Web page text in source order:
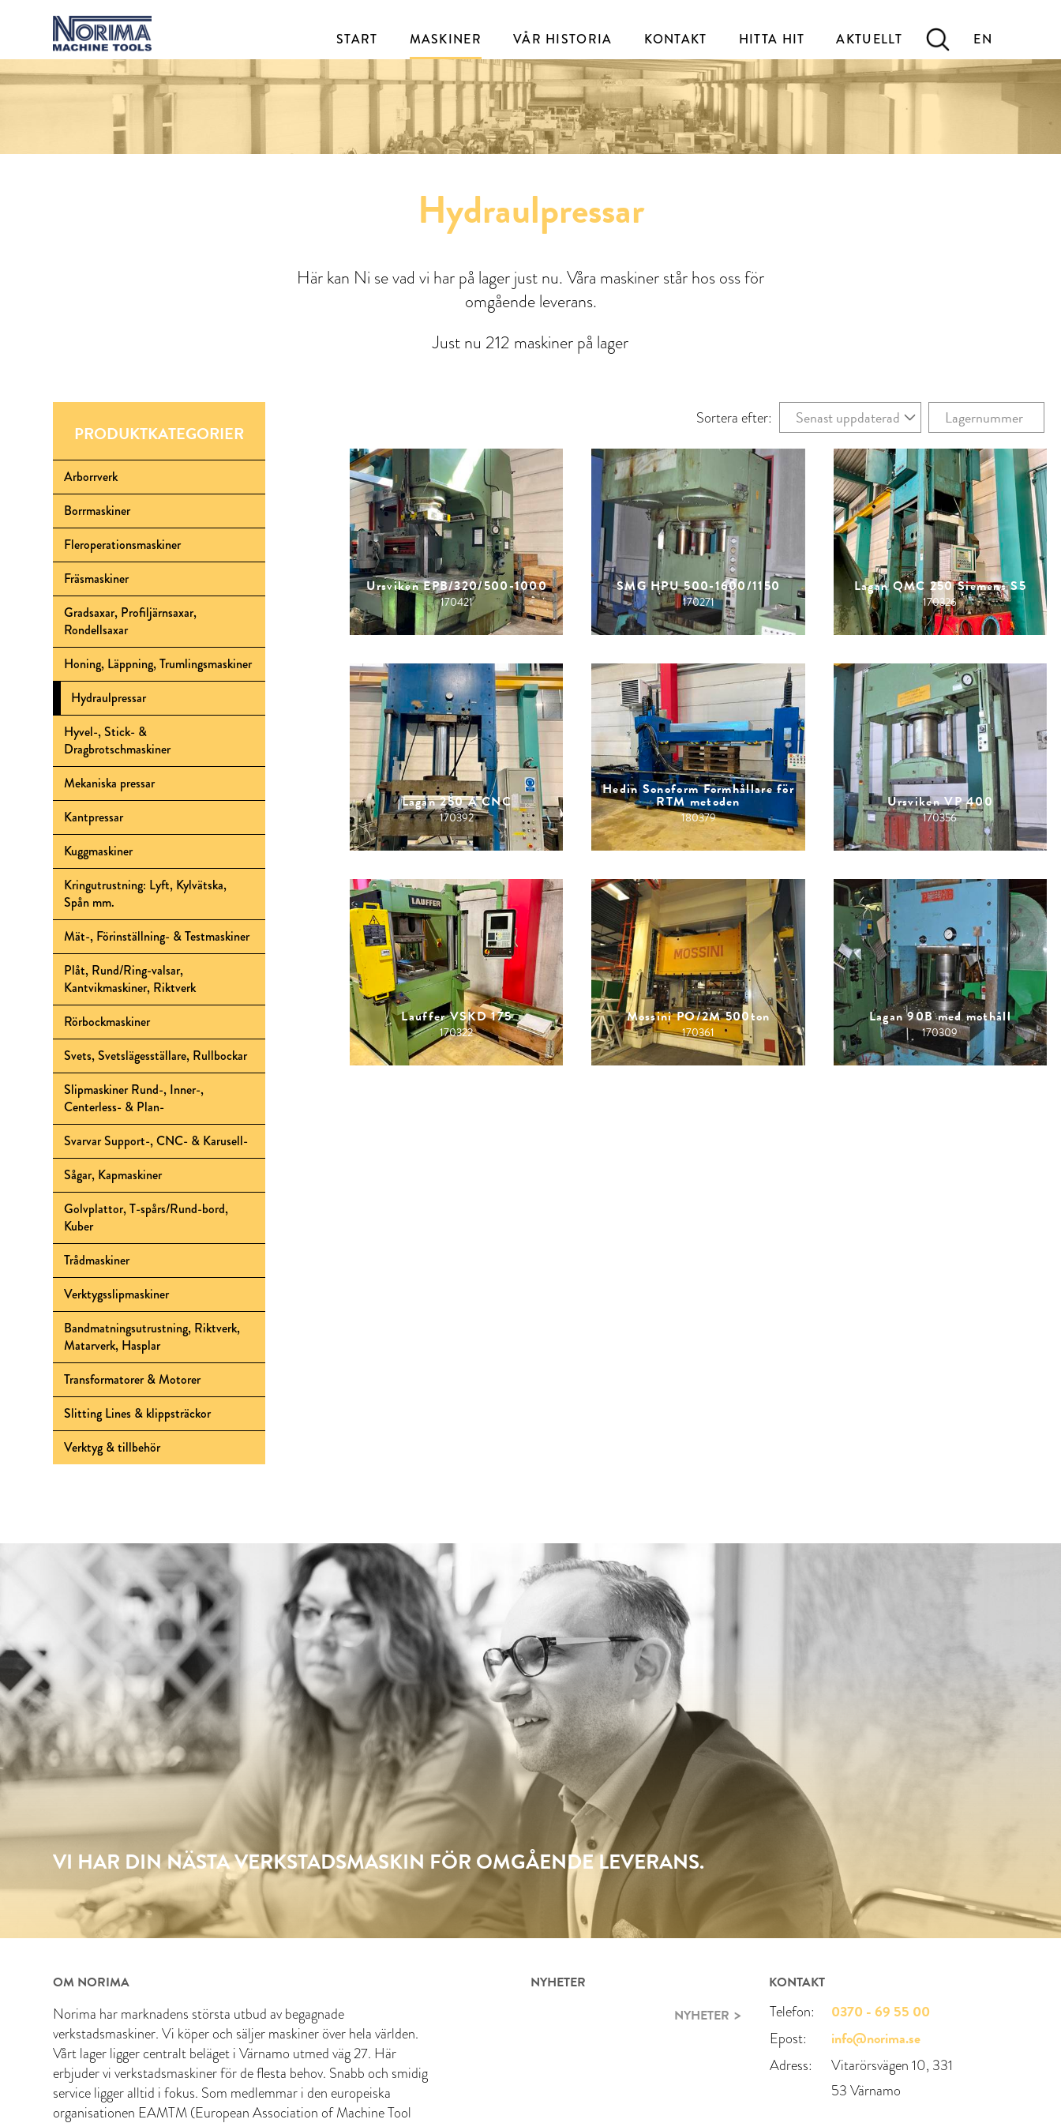
EN
START MASKINER VÅR HISTORIA KONTAKT HITTA HIT AKTUELLT
Hydraulpressar
Här kan Ni se vad vi har på lager just nu. Våra maskiner står hos oss för
omgående leverans.
Just nu 212 maskiner på lager
PRODUKTKATEGORIER
Arborrverk
Borrmaskiner
Fleroperationsmaskiner
Fräsmaskiner
Gradsaxar, Profiljärnsaxar,
Rondellsaxar
Honing, Läppning, Trumlingsmaskiner
Hydraulpressar
Hyvel-, Stick- &
Dragbrotschmaskiner
Mekaniska pressar
Kantpressar
Kuggmaskiner
Kringutrustning: Lyft, Kylvätska,
Spån mm.
Mät-, Förinställning- & Testmaskiner
Plåt, Rund/Ring-valsar,
Kantvikmaskiner, Riktverk
Rörbockmaskiner
Svets, Svetslägesställare, Rullbockar
Slipmaskiner Rund-, Inner-,
Centerless- & Plan-
Svarvar Support-, CNC- & Karusell-
Sågar, Kapmaskiner
Golvplattor, T-spårs/Rund-bord,
Kuber
Trådmaskiner
Verktygsslipmaskiner
Bandmatningsutrustning, Riktverk,
Matarverk, Hasplar
Transformatorer & Motorer
Slitting Lines & klippsträckor
Verktyg & tillbehör
Sortera efter: Senast uppdaterad Lagernummer
Ursviken EPB/320/500-1000
170421
SMG HPU 500-1600/1150
170271
Lagan QMC 250 Siemens S5
170326
Lagan 250 A CNC
170392
Hedin Sonoform Formhållare för
RTM metoden
180379
Ursviken VP 400
170356
Lauffer VSKD 175
170322
Mossini PO/2M 500ton
170361
Lagan 90B med mothåll
170309
VI HAR DIN NÄSTA VERKSTADSMASKIN FÖR OMGÅENDE LEVERANS.
OM NORIMA
Norima har marknadens största utbud av begagnade
verkstadsmaskiner. Vi köper och säljer maskiner över hela världen.
Vårt lager ligger centralt beläget i Värnamo utmed väg 27. Här
erbjuder vi verkstadsmaskiner för de flesta behov. Snabb och smidig
service ligger alltid i fokus. Som medlemmar i den europeiska
organisationen EAMTM (European Association of Machine Tool
NYHETER
NYHETER
KONTAKT
Telefon: 0370 - 69 55 00
Epost: info@norima.se
Adress:
Vitarörsvägen 10, 331
53 Värnamo